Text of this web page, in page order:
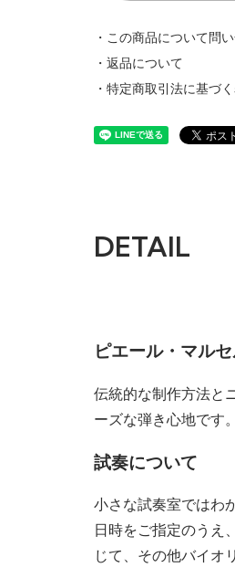
・この商品について問
・返品について
・特定商取引法に基づ
DETAIL
ピエール・マル
伝統的な制作方法と
ーズな弾き心地です
試奏について
小さな試奏室ではわ
日時をご指定のうえ
じて、その他バイオ